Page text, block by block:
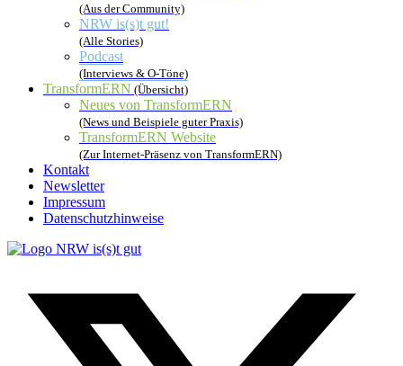
(Aus der Community)
NRW is(s)t gut!
(Alle Stories)
Podcast
(Interviews & O-Töne)
TransformERN (Übersicht)
Neues von TransformERN
(News und Beispiele guter Praxis)
TransformERN Website
(Zur Internet-Präsenz von TransformERN)
Kontakt
Newsletter
Impressum
Datenschutzhinweise